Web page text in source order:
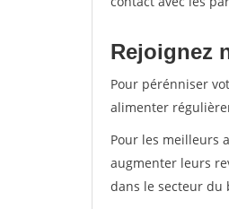
Rejoignez
Pour pérénniser
alimenter
Pour les meilleurs
augmenter leurs
dans le secteur du